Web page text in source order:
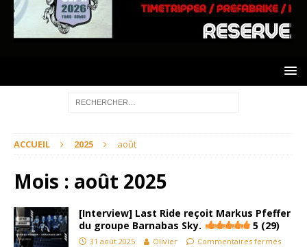
ACCUEIL 2025 août
Mois : août 2025
[Interview] Last Ride reçoit Markus Pfeffer
du groupe Barnabas Sky.
5 (29)
31 août 2025 Olivier Commentaires fermés